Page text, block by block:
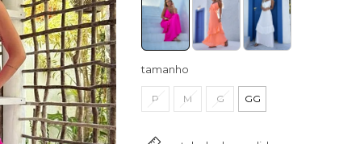
tamanho
P M G GG